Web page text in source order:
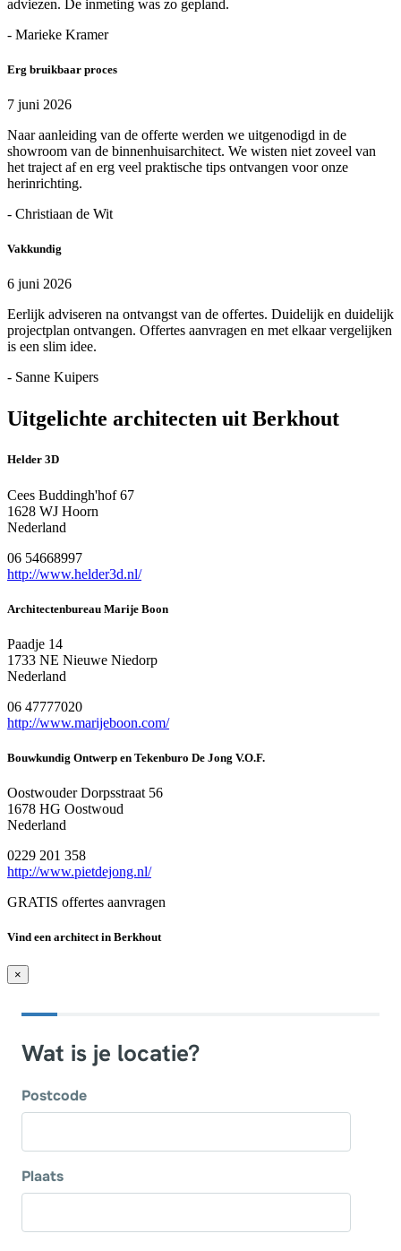
adviezen. De inmeting was zo gepland.
- Marieke Kramer
Erg bruikbaar proces
7 juni 2026
Naar aanleiding van de offerte werden we uitgenodigd in de
showroom van de binnenhuisarchitect. We wisten niet zoveel van
het traject af en erg veel praktische tips ontvangen voor onze
herinrichting.
- Christiaan de Wit
Vakkundig
6 juni 2026
Eerlijk adviseren na ontvangst van de offertes. Duidelijk en duidelijk
projectplan ontvangen. Offertes aanvragen en met elkaar vergelijken
is een slim idee.
- Sanne Kuipers
Uitgelichte architecten uit Berkhout
Helder 3D
Cees Buddingh'hof 67
1628 WJ Hoorn
Nederland
06 54668997
http://www.helder3d.nl/
Architectenbureau Marije Boon
Paadje 14
1733 NE Nieuwe Niedorp
Nederland
06 47777020
http://www.marijeboon.com/
Bouwkundig Ontwerp en Tekenburo De Jong V.O.F.
Oostwouder Dorpsstraat 56
1678 HG Oostwoud
Nederland
0229 201 358
http://www.pietdejong.nl/
GRATIS offertes aanvragen
Vind een architect in Berkhout
×